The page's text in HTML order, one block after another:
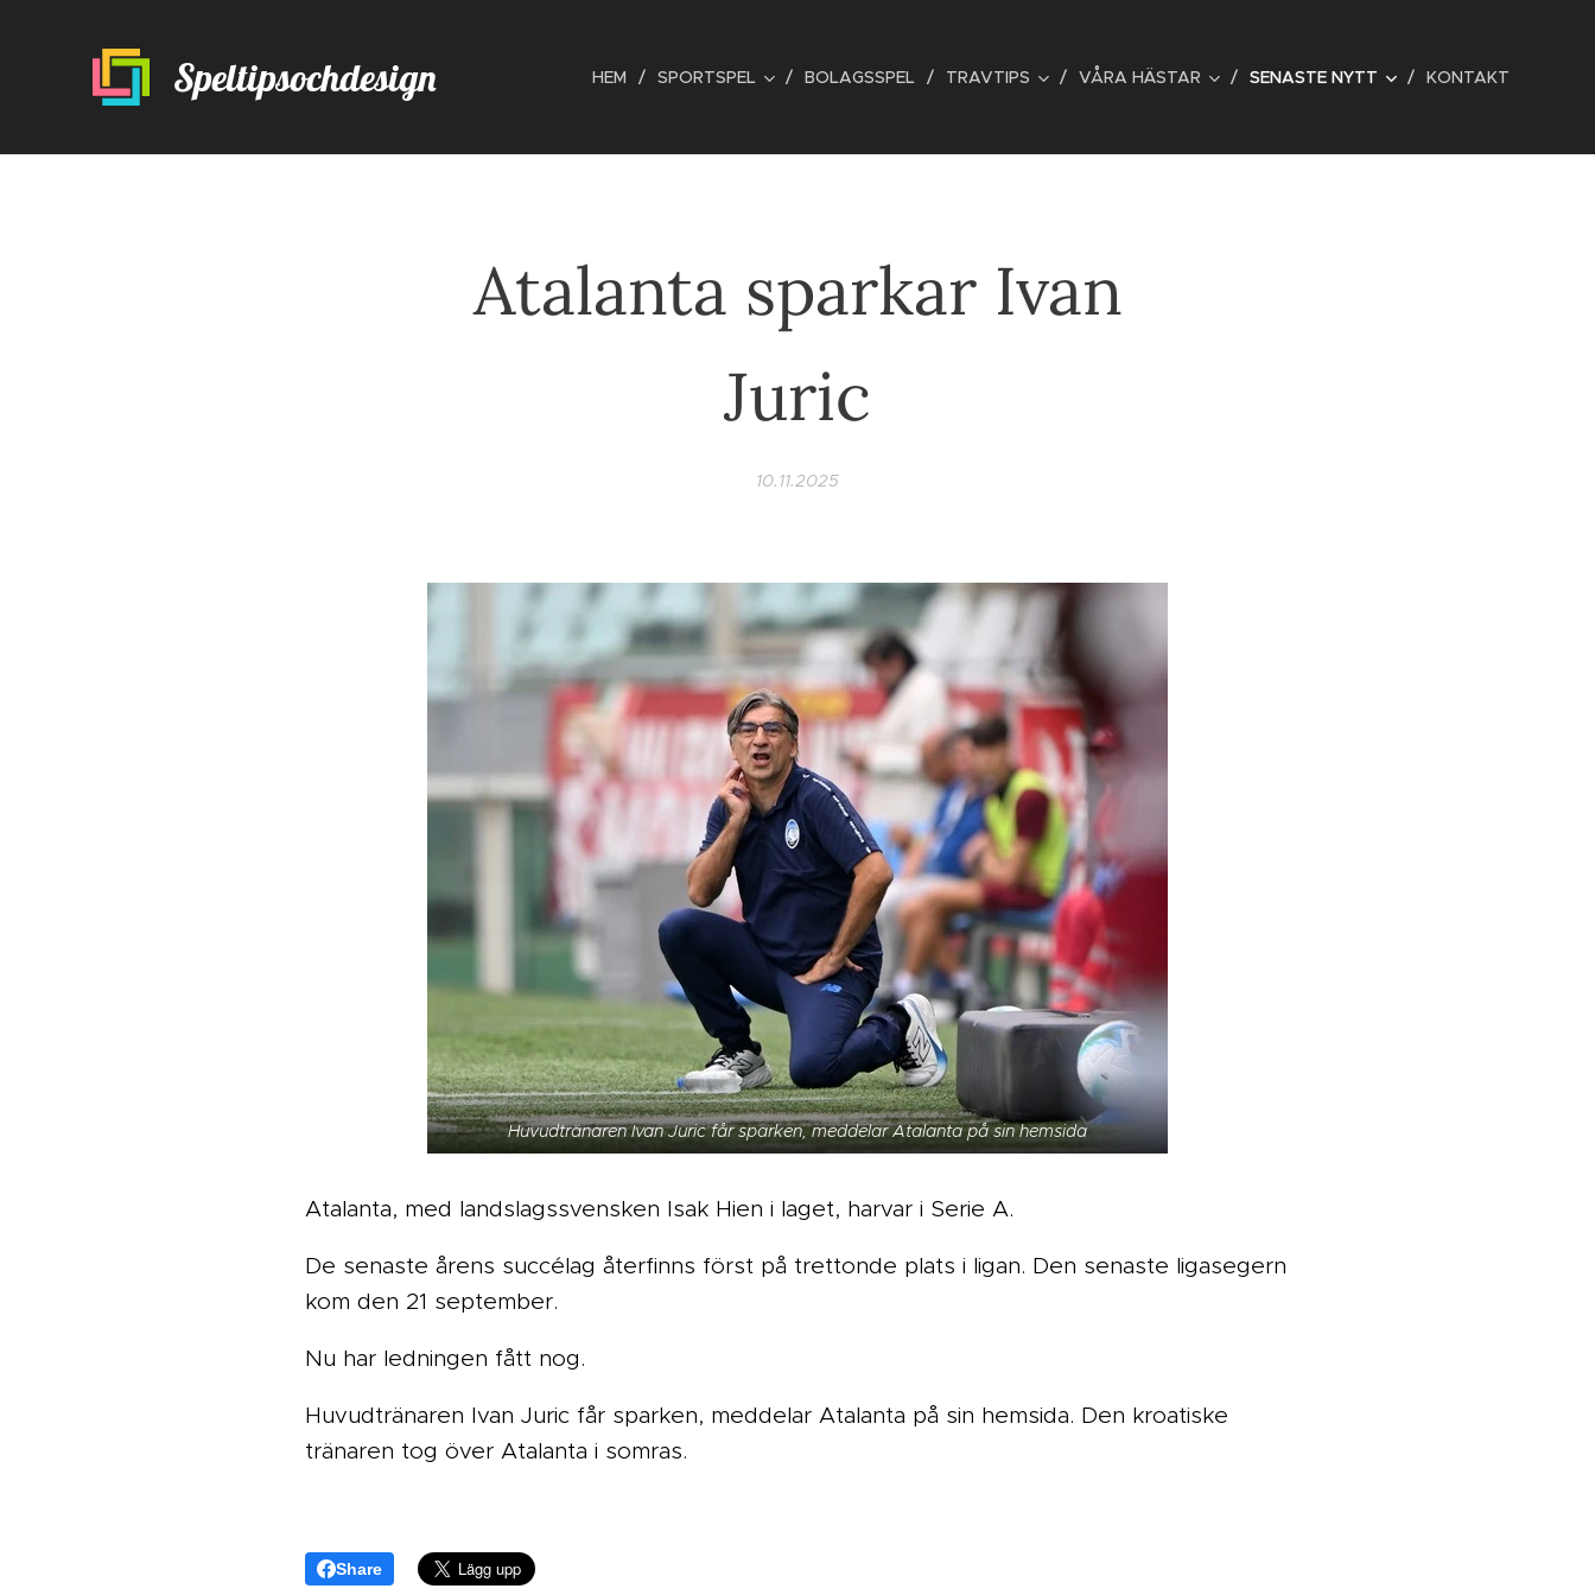
Speltipsochdesign HEM SPORTSPEL BOLAGSSPEL TRAVTIPS VÅRA HÄSTAR SENASTE NYTT KONTAKT
Atalanta sparkar Ivan
Juric
10.11.2025
Huvudtränaren Ivan Juric får sparken, meddelar Atalanta på sin hemsida
Atalanta, med landslagssvensken Isak Hien i laget, harvar i Serie A.
De senaste årens succélag återfinns först på trettonde plats i ligan. Den senaste ligasegern
kom den 21 september.
Nu har ledningen fått nog.
Huvudtränaren Ivan Juric får sparken, meddelar Atalanta på sin hemsida. Den kroatiske
tränaren tog över Atalanta i somras.
Share